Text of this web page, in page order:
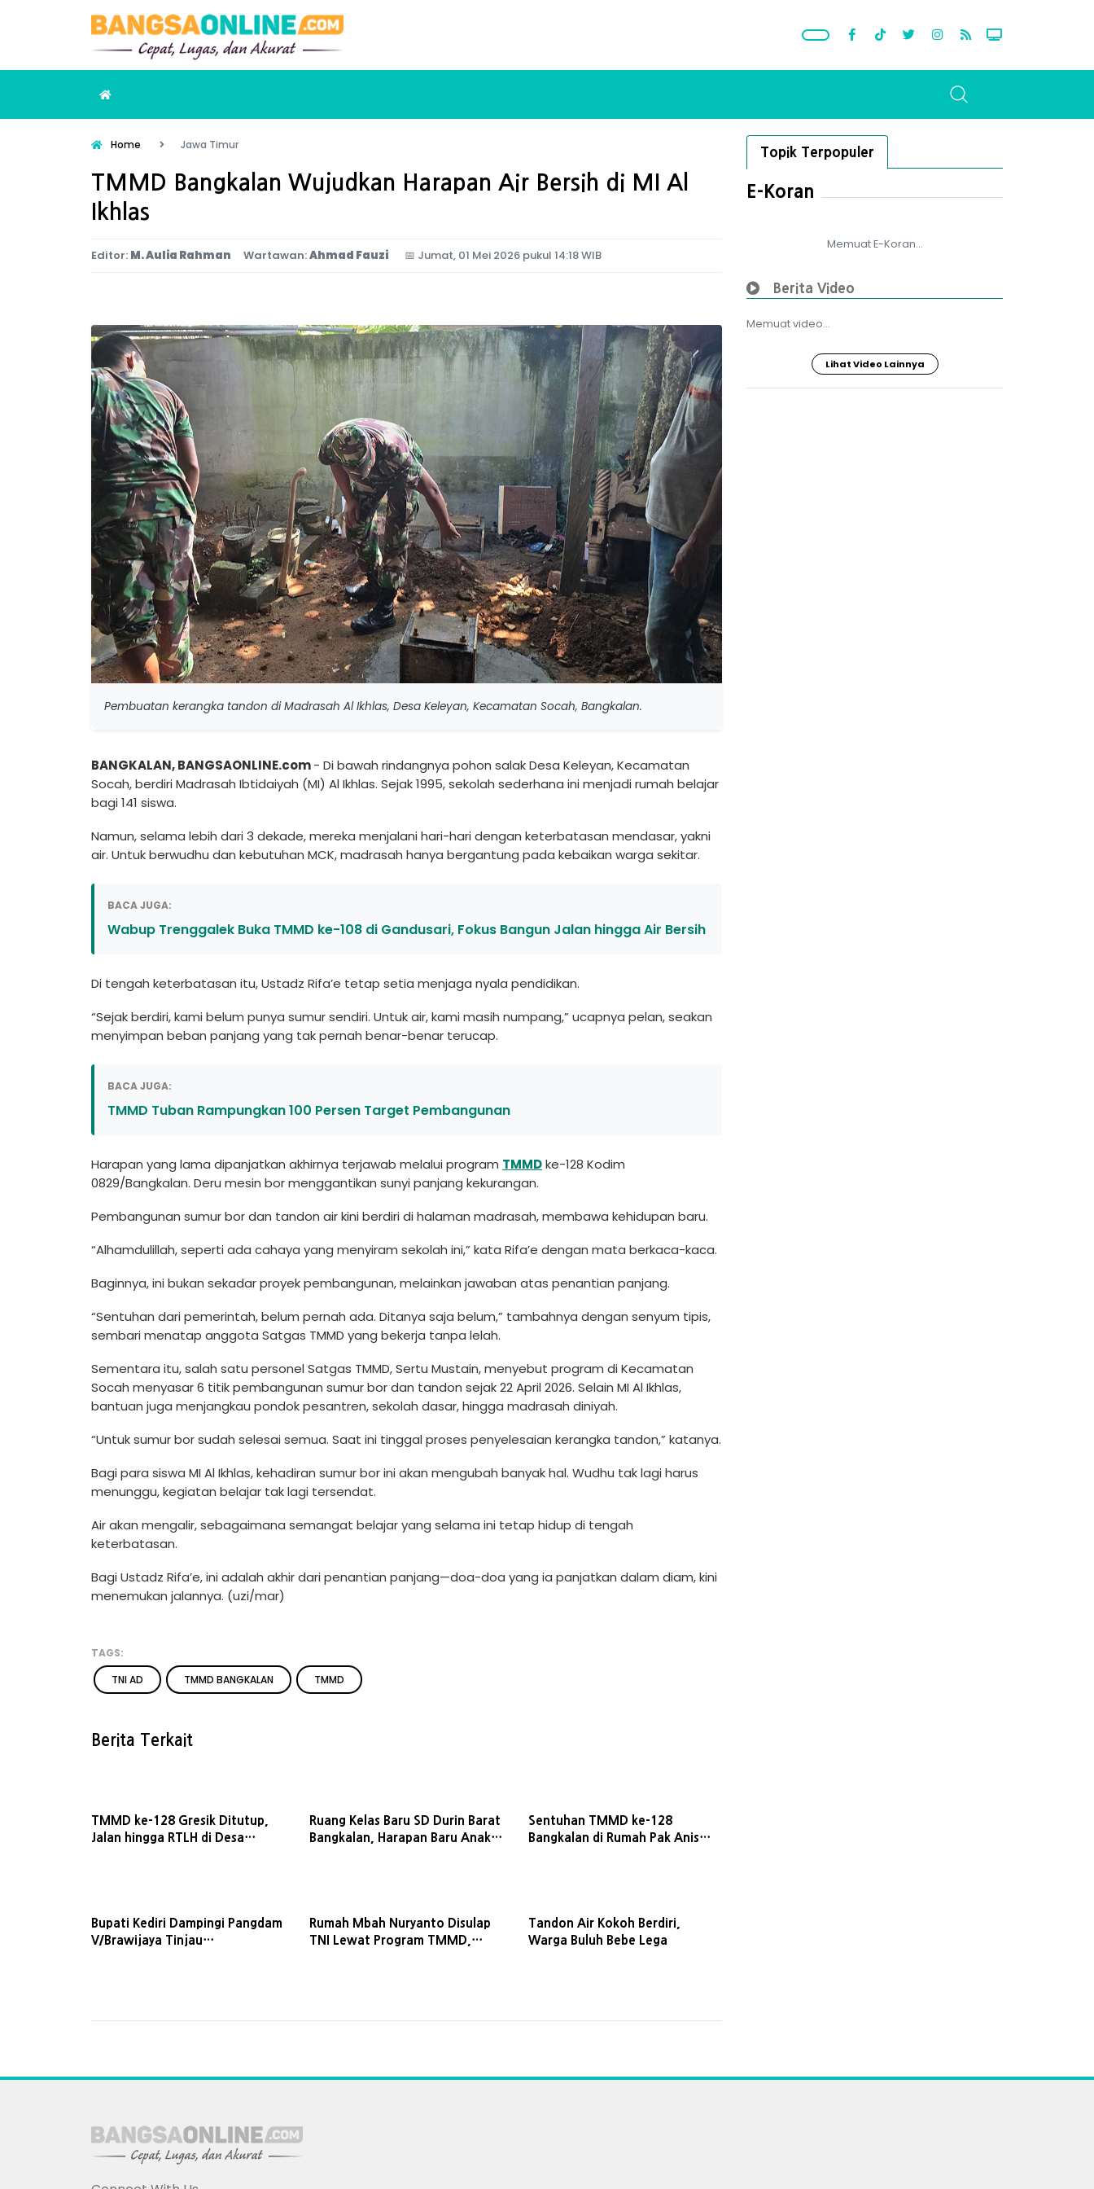
Home Jawa Timur
TMMD Bangkalan Wujudkan Harapan Air Bersih di MI Al
Ikhlas
Editor: M. Aulia Rahman Wartawan:Ahmad Fauzi 📅 Jumat, 01 Mei 2026 pukul 14:18 WIB
Pembuatan kerangka tandon di Madrasah Al Ikhlas, Desa Keleyan, Kecamatan Socah, Bangkalan.
BANGKALAN, BANGSAONLINE.com- Di bawah rindangnya pohon salak Desa Keleyan, Kecamatan
Socah, berdiri Madrasah Ibtidaiyah (MI) Al Ikhlas. Sejak 1995, sekolah sederhana ini menjadi rumah belajar
bagi 141 siswa.
Namun, selama lebih dari 3 dekade, mereka menjalani hari-hari dengan keterbatasan mendasar, yakni
air. Untuk berwudhu dan kebutuhan MCK, madrasah hanya bergantung pada kebaikan warga sekitar.
BACA JUGA:
Wabup Trenggalek Buka TMMD ke-108 di Gandusari, Fokus Bangun Jalan hingga Air Bersih
Di tengah keterbatasan itu, Ustadz Rifa’e tetap setia menjaga nyala pendidikan.
“Sejak berdiri, kami belum punya sumur sendiri. Untuk air, kami masih numpang,” ucapnya pelan, seakan
menyimpan beban panjang yang tak pernah benar-benar terucap.
BACA JUGA:
TMMD Tuban Rampungkan 100 Persen Target Pembangunan
Harapan yang lama dipanjatkan akhirnya terjawab melalui program TMMDke-128 Kodim
0829/Bangkalan. Deru mesin bor menggantikan sunyi panjang kekurangan.
Pembangunan sumur bor dan tandon air kini berdiri di halaman madrasah, membawa kehidupan baru.
“Alhamdulillah, seperti ada cahaya yang menyiram sekolah ini,” kata Rifa’e dengan mata berkaca-kaca.
Baginnya, ini bukan sekadar proyek pembangunan, melainkan jawaban atas penantian panjang.
“Sentuhan dari pemerintah, belum pernah ada. Ditanya saja belum,” tambahnya dengan senyum tipis,
sembari menatap anggota Satgas TMMD yang bekerja tanpa lelah.
Sementara itu, salah satu personel Satgas TMMD, Sertu Mustain, menyebut program di Kecamatan
Socah menyasar 6 titik pembangunan sumur bor dan tandon sejak 22 April 2026. Selain MI Al Ikhlas,
bantuan juga menjangkau pondok pesantren, sekolah dasar, hingga madrasah diniyah.
“Untuk sumur bor sudah selesai semua. Saat ini tinggal proses penyelesaian kerangka tandon,” katanya.
Bagi para siswa MI Al Ikhlas, kehadiran sumur bor ini akan mengubah banyak hal. Wudhu tak lagi harus
menunggu, kegiatan belajar tak lagi tersendat.
Air akan mengalir, sebagaimana semangat belajar yang selama ini tetap hidup di tengah
keterbatasan.
Bagi Ustadz Rifa’e, ini adalah akhir dari penantian panjang—doa-doa yang ia panjatkan dalam diam, kini
menemukan jalannya. (uzi/mar)
TAGS:
TNI AD
TMMD BANGKALAN TMMD
Berita Terkait
TMMD ke-128 Gresik Ditutup,
Jalan hingga RTLH di Desa
Ruang Kelas Baru SD Durin Barat
Bangkalan, Harapan Baru Anak
Sentuhan TMMD ke-128
Bangkalan di Rumah Pak Anis
Bupati Kediri Dampingi Pangdam
V/Brawijaya Tinjau
Rumah Mbah Nuryanto Disulap
TNI Lewat Program TMMD,
Tandon Air Kokoh Berdiri,
Warga Buluh Bebe Lega
Topik Terpopuler
E-Koran
Memuat E-Koran...
Berita Video
Memuat video...
Lihat Video Lainnya